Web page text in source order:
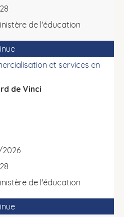
de l'éducation
et services en
de Vinci
de l'éducation